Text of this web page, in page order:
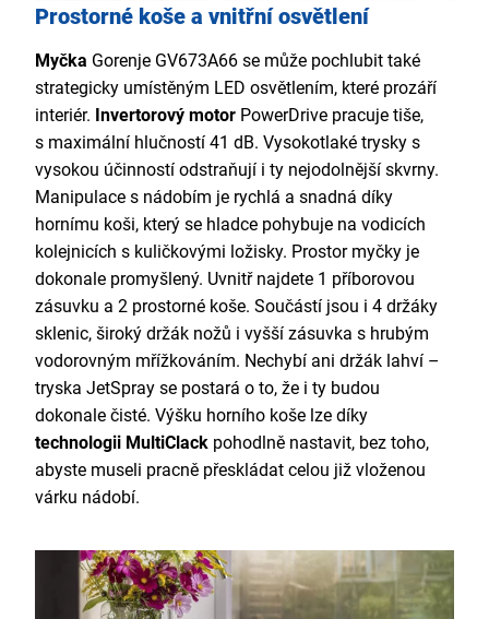
Prostorné koše a vnitřní osvětlení
Myčka Gorenje GV673A66 se může pochlubit také
strategicky umístěným LED osvětlením, které prozáří
interiér. Invertorový motor PowerDrive pracuje tiše,
s maximální hlučností 41 dB. Vysokotlaké trysky s
vysokou účinností odstraňují i ty nejodolnější skvrny.
Manipulace s nádobím je rychlá a snadná díky
hornímu koši, který se hladce pohybuje na vodicích
kolejnicích s kuličkovými ložisky. Prostor myčky je
dokonale promyšlený. Uvnitř najdete 1 příborovou
zásuvku a 2 prostorné koše. Součástí jsou i 4 držáky
sklenic, široký držák nožů i vyšší zásuvka s hrubým
vodorovným mřížkováním. Nechybí ani držák lahví –
tryska JetSpray se postará o to, že i ty budou
dokonale čisté. Výšku horního koše lze díky
technologii MultiClack pohodlně nastavit, bez toho,
abyste museli pracně přeskládat celou již vloženou
várku nádobí.